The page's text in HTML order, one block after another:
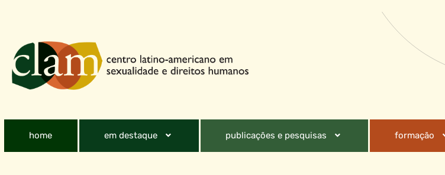
home em destaque publicações e pesquisas formação